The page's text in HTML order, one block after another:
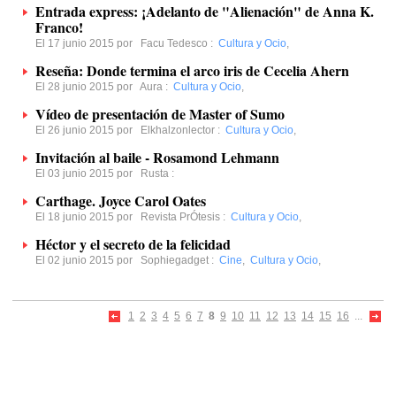
Entrada express: ¡Adelanto de "Alienación" de Anna K.
Franco!
El 17 junio 2015 por Facu Tedesco : Cultura y Ocio,
Reseña: Donde termina el arco iris de Cecelia Ahern
El 28 junio 2015 por Aura : Cultura y Ocio,
Vídeo de presentación de Master of Sumo
El 26 junio 2015 por Elkhalzonlector : Cultura y Ocio,
Invitación al baile - Rosamond Lehmann
El 03 junio 2015 por Rusta :
Carthage. Joyce Carol Oates
El 18 junio 2015 por Revista PrÓtesis : Cultura y Ocio,
Héctor y el secreto de la felicidad
El 02 junio 2015 por Sophiegadget : Cine, Cultura y Ocio,
1 2 3 4 5 6 7 8 9 10 11 12 13 14 15 16 ...